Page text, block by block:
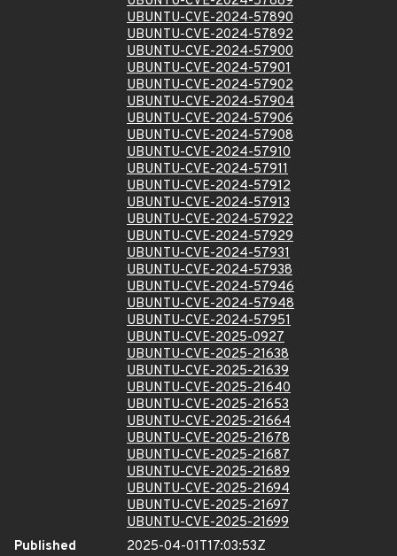
UBUNTU-CVE-2024-57890
UBUNTU-CVE-2024-57892
UBUNTU-CVE-2024-57900
UBUNTU-CVE-2024-57901
UBUNTU-CVE-2024-57902
UBUNTU-CVE-2024-57904
UBUNTU-CVE-2024-57906
UBUNTU-CVE-2024-57908
UBUNTU-CVE-2024-57910
UBUNTU-CVE-2024-57911
UBUNTU-CVE-2024-57912
UBUNTU-CVE-2024-57913
UBUNTU-CVE-2024-57922
UBUNTU-CVE-2024-57929
UBUNTU-CVE-2024-57931
UBUNTU-CVE-2024-57938
UBUNTU-CVE-2024-57946
UBUNTU-CVE-2024-57948
UBUNTU-CVE-2024-57951
UBUNTU-CVE-2025-0927
UBUNTU-CVE-2025-21638
UBUNTU-CVE-2025-21639
UBUNTU-CVE-2025-21640
UBUNTU-CVE-2025-21653
UBUNTU-CVE-2025-21664
UBUNTU-CVE-2025-21678
UBUNTU-CVE-2025-21687
UBUNTU-CVE-2025-21689
UBUNTU-CVE-2025-21694
UBUNTU-CVE-2025-21697
UBUNTU-CVE-2025-21699
Published
2025-04-01T17:03:53Z